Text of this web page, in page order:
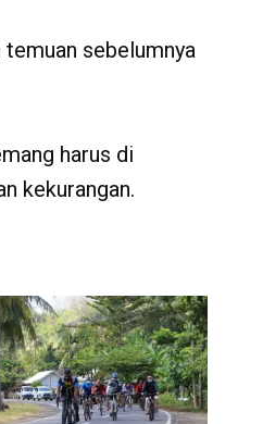
temuan sebelumnya
harus di
kekurangan.